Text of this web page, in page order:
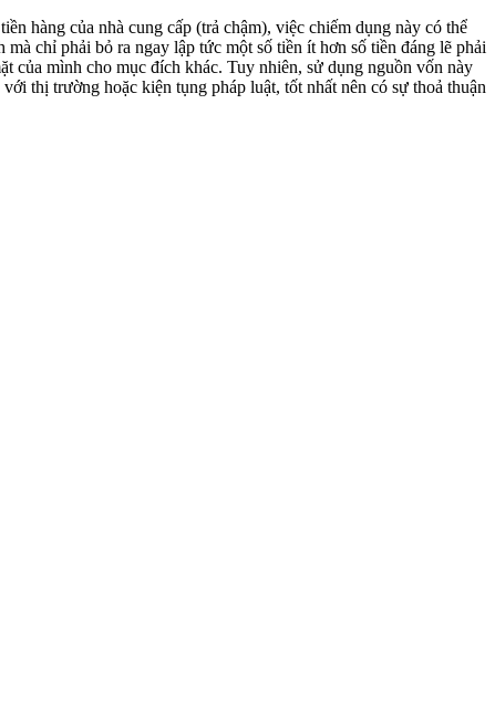
hàng của nhà cung cấp (trả chậm), việc chiếm dụng này có thể
chỉ phải bỏ ra ngay lập tức một số tiền ít hơn số tiền đáng lẽ phải
của mình cho mục đích khác. Tuy nhiên, sử dụng nguồn vốn này
thị trường hoặc kiện tụng pháp luật, tốt nhất nên có sự thoả thuận